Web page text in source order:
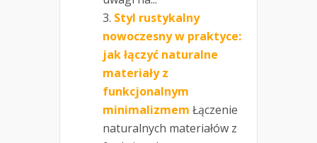
Styl rustykalny
nowoczesny w praktyce:
jak łączyć naturalne
materiały z
funkcjonalnym
minimalizmem Łączenie
naturalnych materiałów z